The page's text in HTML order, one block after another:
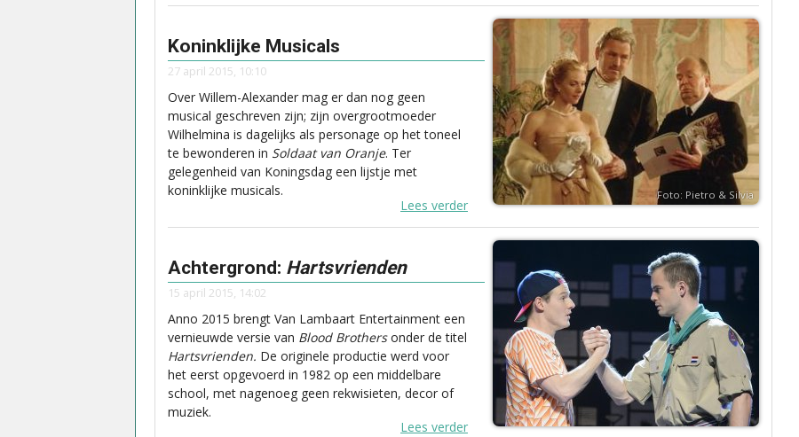
Foto: Pietro & Silvia
Koninklijke Musicals
27 april 2015, 10:10
Over Willem-Alexander mag er dan nog geen
musical geschreven zijn; zijn overgrootmoeder
Wilhelmina is dagelijks als personage op het toneel
te bewonderen in Soldaat van Oranje. Ter
gelegenheid van Koningsdag een lijstje met
koninklijke musicals.
Lees verder
Achtergrond: Hartsvrienden
15 april 2015, 14:02
Anno 2015 brengt Van Lambaart Entertainment een
vernieuwde versie van Blood Brothersonder de titel
Hartsvrienden. De originele productie werd voor
het eerst opgevoerd in 1982 op een middelbare
school, met nagenoeg geen rekwisieten, decor of
muziek.
Lees verder